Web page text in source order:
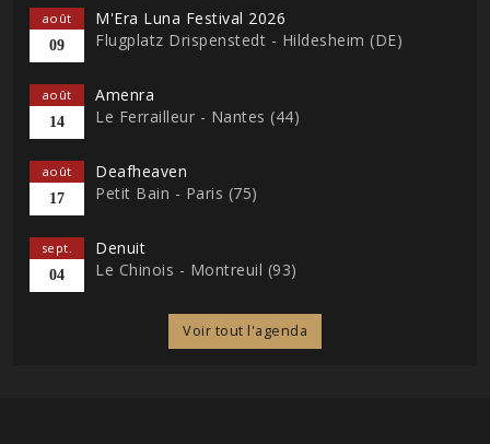
août
09
M'Era Luna Festival 2026
Flugplatz Drispenstedt - Hildesheim (DE)
août
14
Amenra
Le Ferrailleur - Nantes (44)
août
17
Deafheaven
Petit Bain - Paris (75)
sept.
04
Denuit
Le Chinois - Montreuil (93)
Voir tout l'agenda